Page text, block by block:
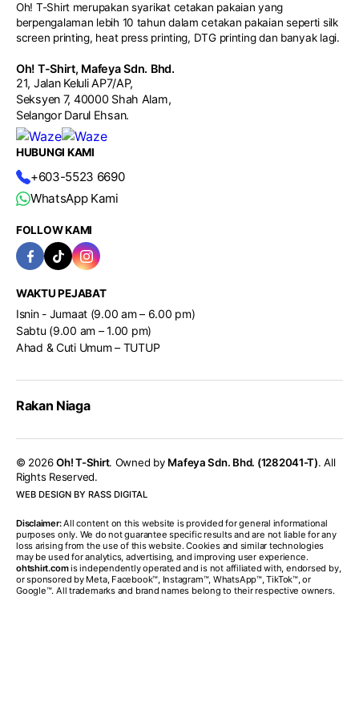
custom di seluruh Malaysia.
mengikut konsep program, identiti syarikat dan bajet
pelanggan bagi menghasilkan hadiah korporat yang lebih
eksklusif serta profesional.
Oh! T-Shirt merupakan syarikat cetakan pakaian yang
berpengalaman lebih 10 tahun dalam cetakan pakaian seperti silk
screen printing, heat press printing, DTG printing dan banyak lagi.
Oh! T-Shirt, Mafeya Sdn. Bhd.
21, Jalan Keluli AP7/AP,
Seksyen 7, 40000 Shah Alam,
Selangor Darul Ehsan.
HUBUNGI KAMI
+603-5523 6690
WhatsApp Kami
FOLLOW KAMI
WAKTU PEJABAT
Isnin - Jumaat (9.00 am – 6.00 pm)
Sabtu (9.00 am – 1.00 pm)
Ahad & Cuti Umum – TUTUP
Rakan Niaga
© 2026Oh! T-Shirt. Owned by Mafeya Sdn. Bhd. (1282041-T). All
Rights Reserved.
WEB DESIGN BY RASS DIGITAL
Disclaimer:All content on this website is provided for general informational
purposes only. We do not guarantee specific results and are not liable for any
loss arising from the use of this website. Cookies and similar technologies
may be used for analytics, advertising, and improving user experience.
ohtshirt.comis independently operated and is not affiliated with, endorsed by,
or sponsored by Meta, Facebook™, Instagram™, WhatsApp™, TikTok™, or
Google™. All trademarks and brand names belong to their respective owners.